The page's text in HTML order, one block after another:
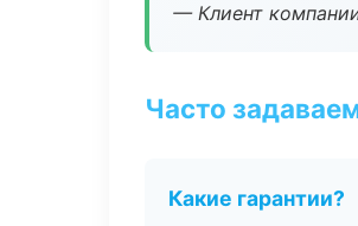
— Клиент
Часто
Какие гарантии?